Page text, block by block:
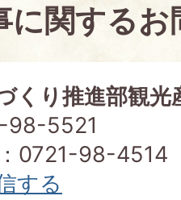
に関する
くり推進部観光
98-5521
0721-98-4514
する